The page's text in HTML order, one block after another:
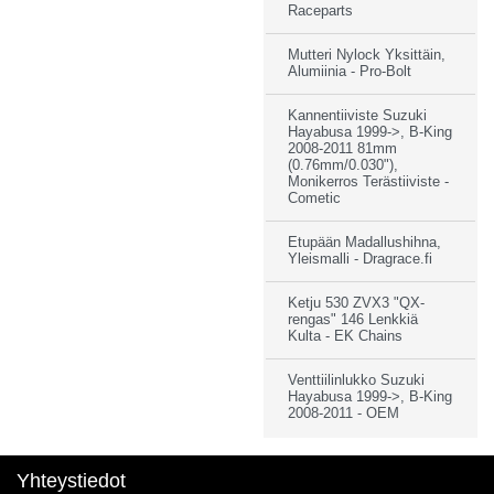
Raceparts
Mutteri Nylock Yksittäin,
Alumiinia - Pro-Bolt
Kannentiiviste Suzuki
Hayabusa 1999->, B-King
2008-2011 81mm
(0.76mm/0.030"),
Monikerros Terästiiviste -
Cometic
Etupään Madallushihna,
Yleismalli - Dragrace.fi
Ketju 530 ZVX3 "QX-
rengas" 146 Lenkkiä
Kulta - EK Chains
Venttiilinlukko Suzuki
Hayabusa 1999->, B-King
2008-2011 - OEM
Yhteystiedot